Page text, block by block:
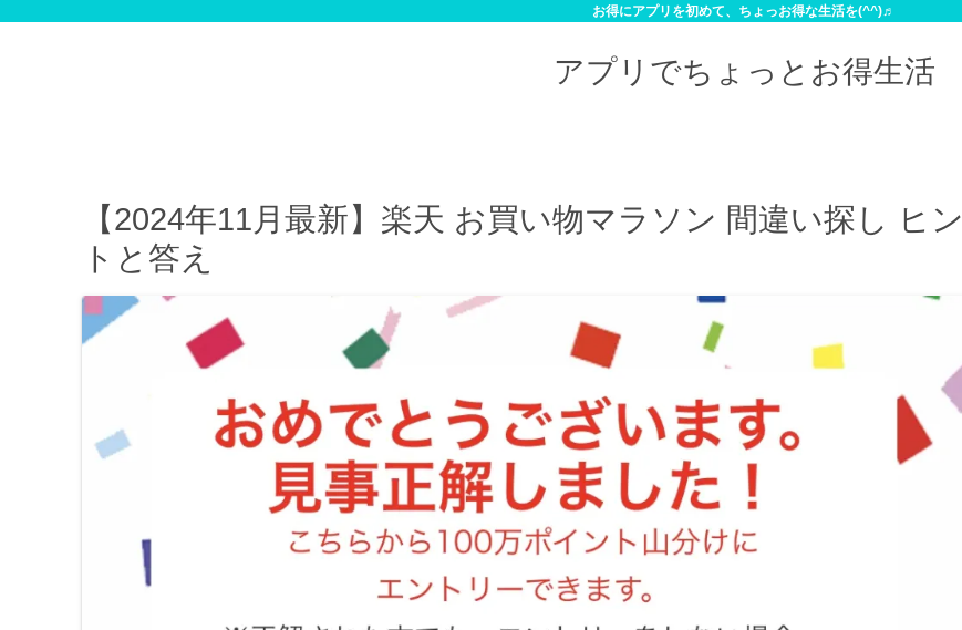
お得にアプリを初めて、ちょっお得な生活を(^^)♬
アプリでちょっとお得生活
【2024年11月最新】楽天 お買い物マラソン 間違い探し ヒン
トと答え